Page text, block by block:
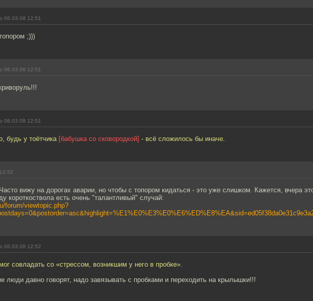
06.03.08 12:51
;)))
06.03.08 12:51
06.03.08 12:51
будь у тоётчика [бабушка со сковородкой] - всё сложилось бы иначе.
вижу на дорогах аварии, но чтобы с топором кидаться - это уже слишком. Кажется, вчера
короткоствола есть очень "талантливый" случай:
forum/viewtopic.php?
06.03.08 12:52
совладать со «стрессом, возникшим у него в пробке».
люди давно говорят, надо завязывать с пробками и переходить на крылышки!!!